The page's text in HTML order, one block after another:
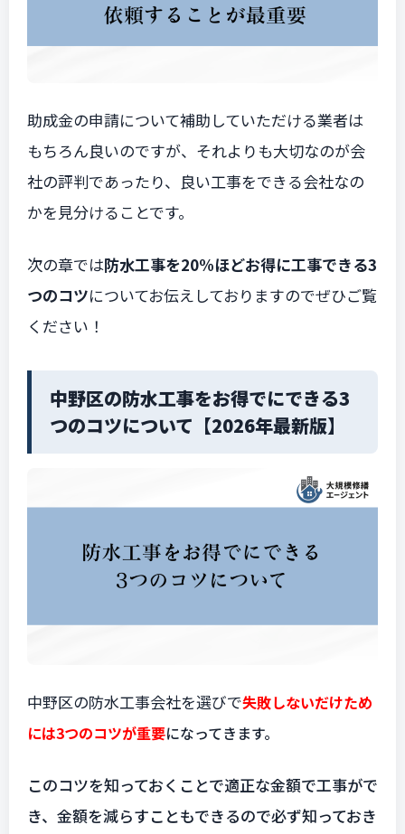
助成金の申請について補助していただける業者は
もちろん良いのですが、それよりも大切なのが会
社の評判であったり、良い工事をできる会社なの
かを見分けることです。
次の章では防水工事を20%ほどお得に工事できる3
つのコツについてお伝えしておりますのでぜひご覧
ください！
中野区の防水工事をお得でにできる3
つのコツについて【2026年最新版】
中野区の防水工事会社を選びで失敗しないだけため
には3つのコツが重要になってきます。
このコツを知っておくことで適正な金額で工事がで
き、金額を減らすこともできるので必ず知っておき